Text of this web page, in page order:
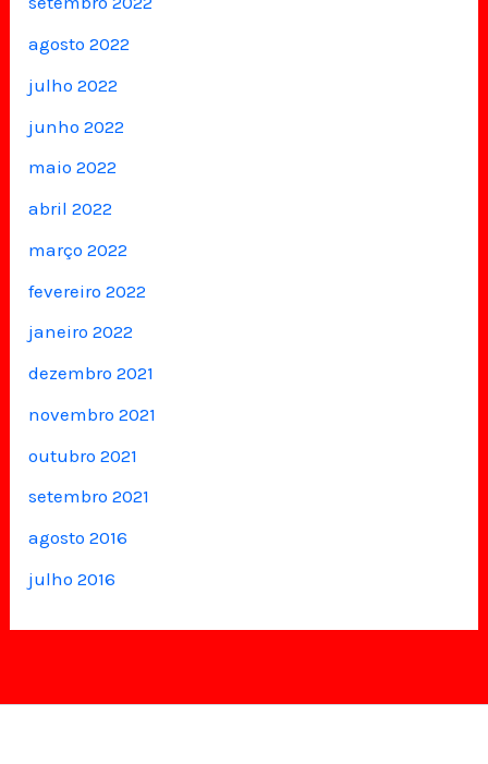
agosto 2022
julho 2022
junho 2022
maio 2022
abril 2022
março 2022
fevereiro 2022
janeiro 2022
dezembro 2021
novembro 2021
outubro 2021
setembro 2021
agosto 2016
julho 2016